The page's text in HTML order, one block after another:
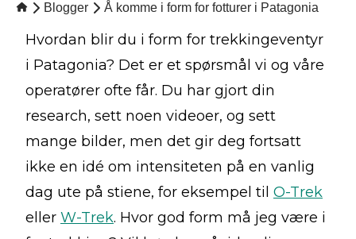
Blogger Å komme i form for fotturer i Patagonia
Hvordan blir du i form for trekkingeventyr
i Patagonia? Det er et spørsmål vi og våre
operatører ofte får. Du har gjort din
research, sett noen videoer, og sett
mange bilder, men det gir deg fortsatt
ikke en idé om intensiteten på en vanlig
dag ute på stiene, for eksempel til O-Trek
eller W-Trek. Hvor god form må jeg være i